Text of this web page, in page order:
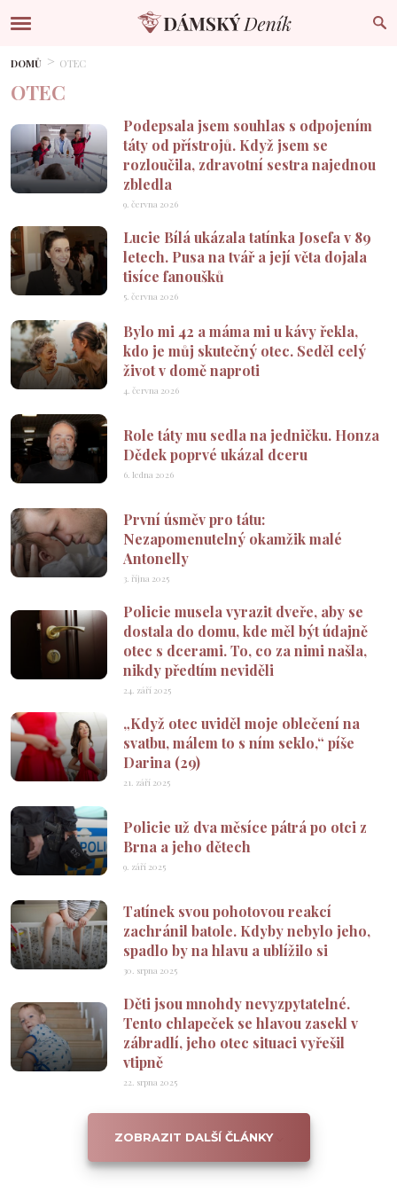
DOMŮ OTEC
OTEC
Podepsala jsem souhlas s odpojením
táty od přístrojů. Když jsem se
rozloučila, zdravotní sestra najednou
zbledla
9. června 2026
Lucie Bílá ukázala tatínka Josefa v 89
letech. Pusa na tvář a její věta dojala
tisíce fanoušků
5. června 2026
Bylo mi 42 a máma mi u kávy řekla,
kdo je můj skutečný otec. Seděl celý
život v domě naproti
4. června 2026
Role táty mu sedla na jedničku. Honza
Dědek poprvé ukázal dceru
6. ledna 2026
První úsměv pro tátu:
Nezapomenutelný okamžik malé
Antonelly
3. října 2025
Policie musela vyrazit dveře, aby se
dostala do domu, kde měl být údajně
otec s dcerami. To, co za nimi našla,
nikdy předtím neviděli
24. září 2025
„Když otec uviděl moje oblečení na
svatbu, málem to s ním seklo,“ píše
Darina (29)
21. září 2025
Policie už dva měsíce pátrá po otci z
Brna a jeho dětech
9. září 2025
Tatínek svou pohotovou reakcí
zachránil batole. Kdyby nebylo jeho,
spadlo by na hlavu a ublížilo si
30. srpna 2025
Děti jsou mnohdy nevyzpytatelné.
Tento chlapeček se hlavou zasekl v
zábradlí, jeho otec situaci vyřešil
vtipně
22. srpna 2025
ZOBRAZIT DALŠÍ ČLÁNKY